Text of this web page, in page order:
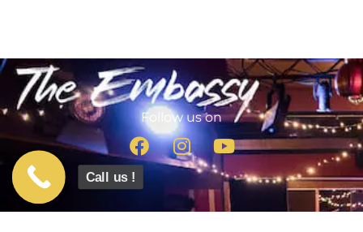
Follow us on
Call us !